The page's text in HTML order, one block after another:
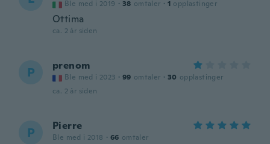
Ble med i 2019 · 38 omtaler · 1 opplastinger
Ottima
ca. 2 år siden
P prenom
Ble med i 2023 · 99 omtaler · 30 opplastinger
ca. 2 år siden
P Pierre
Ble med i 2018 · 66 omtaler